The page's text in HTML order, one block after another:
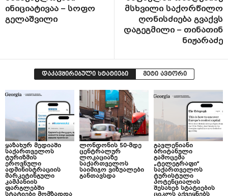
ინიციატივაა – სოფო
გელაშვილი
მსხვილი საქორწილო
ღონისძიება გვაქვს
დაგეგმილი – თინათინ
ნიჟარაძე
დაკავშირებული სტატიები მეტი ავტორი
ყაზახურ მედიაში
საქართველოს
ტურიზმის
ეროვნული
ადმინისტრაციის
მარკეტინგული
კამპანიის
ფარგლებში
ლონდონის 50-მდე
ცენტრალურ
ლოკაციაზე
საქართველოს
საიმიჯო ვიზუალები
განთავსდა
გავლენიანი
ბრიტანული
გამოცემა
„ტელეგრაფი“
საქართველოს
ტურისტული
პოტენციალის
შესახებ სტატიების